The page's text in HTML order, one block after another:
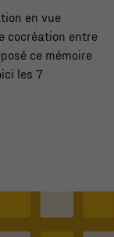
en vue
cocréation entre
ce mémoire
les 7